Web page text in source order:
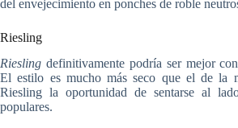
del envejecimiento en ponches de roble
Riesling
Riesling definitivamente podría ser mejor
El estilo es mucho más seco que el de la
Riesling la oportunidad de sentarse al
populares.